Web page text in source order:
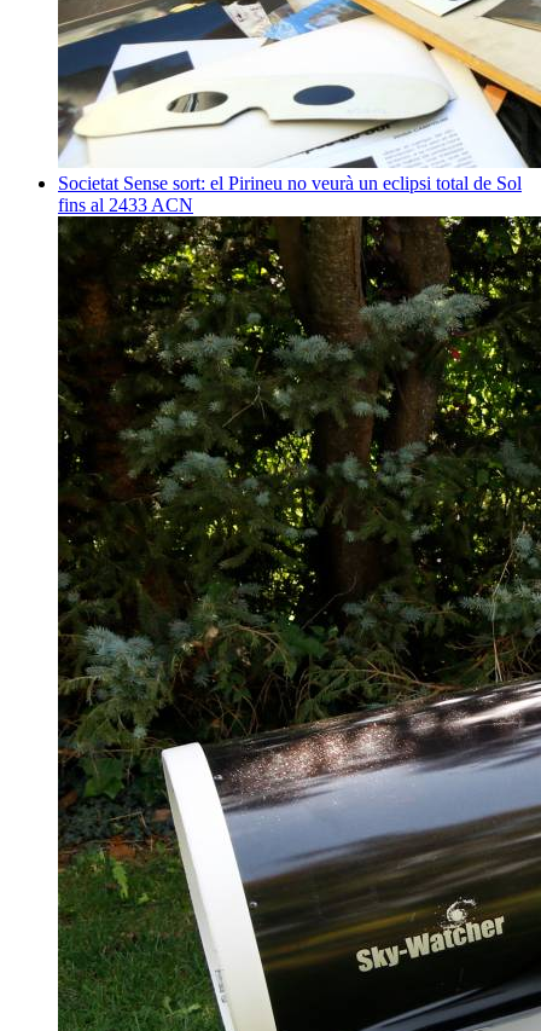
Societat Sense sort: el Pirineu no veurà un eclipsi total de Sol
fins al 2433 ACN